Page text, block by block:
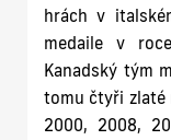
hrách v
medaile v
Kanadský tým
tomu čtyři zlaté
2000, 2008,